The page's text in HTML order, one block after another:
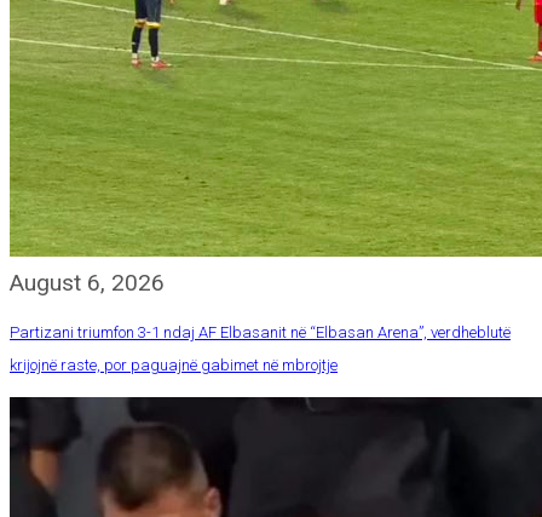
August 6, 2026
Partizani triumfon 3-1 ndaj AF Elbasanit në “Elbasan Arena”, verdheblutë
krijojnë raste, por paguajnë gabimet në mbrojtje